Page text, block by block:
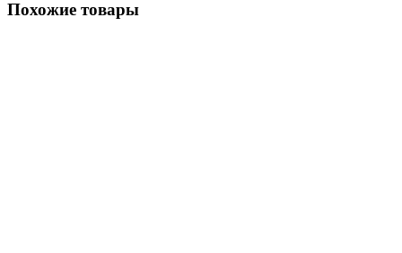
Похожие товары